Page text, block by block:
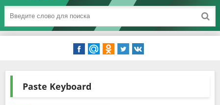
Paste Keyboard